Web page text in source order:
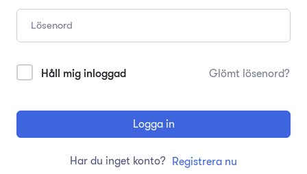
Håll mig inloggad Glömt lösenord?
Logga in
Har du inget konto? Registrera nu